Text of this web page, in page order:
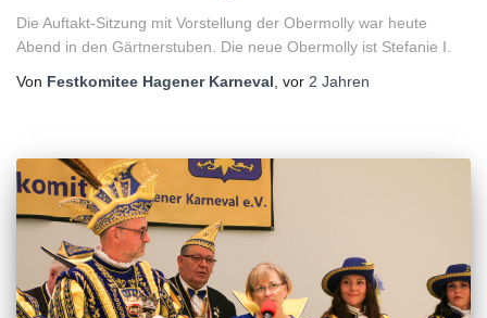
Die Auftakt-Sitzung mit Vorstellung der Obermolly war heute
Abend in den Gärtnerstuben. Die neue Obermolly ist Stefanie I.
Von Festkomitee Hagener Karneval , vor 2 Jahren